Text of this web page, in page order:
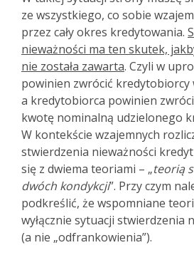
ze wszystkiego, co sobie
przez cały okres kredytowania.
nieważności ma ten skutek,
nie została zawarta. Czyli w
powinien zwrócić kredytobiorcy
a kredytobiorca powinien
kwotę nominalną udzielonego
W kontekście wzajemnych
stwierdzenia nieważności
się z dwiema teoriami – „teorią
dwóch kondykcji”. Przy czym
podkreślić, że wspomniane
wyłącznie sytuacji stwierdzenia
(a nie „odfrankowienia”).